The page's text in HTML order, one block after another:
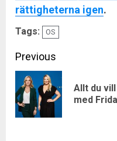
rättigheterna igen.
Tags: OS
Continue
Reading
Previous
Allt du
med